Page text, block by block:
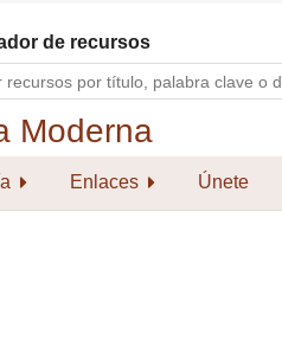
de recursos
Enlaces Únete